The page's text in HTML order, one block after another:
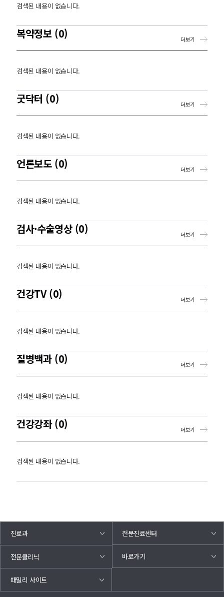
검색된 내용이 없습니다.
복약정보 (0)
검색된 내용이 없습니다.
더보기
굿닥터 (0)
검색된 내용이 없습니다.
더보기
언론보도 (0)
검색된 내용이 없습니다.
더보기
검사·수술영상 (0)
검색된 내용이 없습니다.
더보기
건강TV (0)
검색된 내용이 없습니다.
더보기
질병백과 (0)
검색된 내용이 없습니다.
더보기
건강강좌 (0)
검색된 내용이 없습니다.
더보기
진료과 전문진료센터
전문클리닉 바로가기
패밀리 사이트